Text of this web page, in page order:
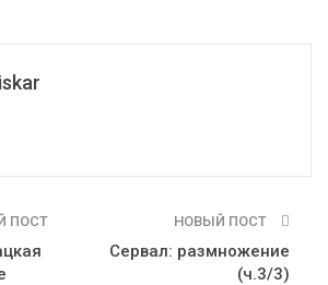
ПОСТ НОВЫЙ ПОСТ
Сервал: размножение
(ч.3/3)